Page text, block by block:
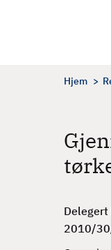
Hjem
2010/